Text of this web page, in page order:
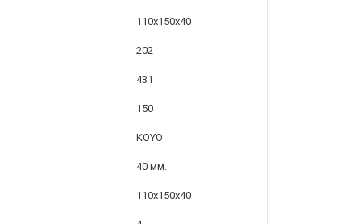
110x150x40
202
431
150
KOYO
40 мм.
110x150x40